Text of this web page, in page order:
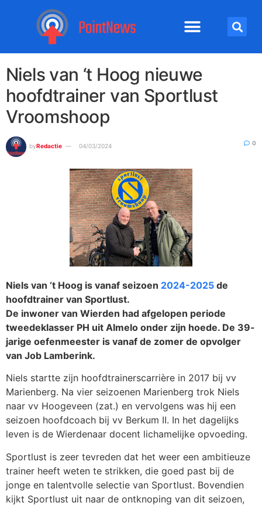
Niels van ‘t Hoog nieuwe
hoofdtrainer van Sportlust
Vroomshoop
byRedactie 04/03/2024 0
Niels van ‘t Hoog is vanaf seizoen 2024-2025 de
hoofdtrainer van Sportlust.
De inwoner van Wierden had afgelopen periode
tweedeklasser PH uit Almelo onder zijn hoede. De 39-
jarige oefenmeester is vanaf de zomer de opvolger
van Job Lamberink.
Niels startte zijn hoofdtrainerscarrière in 2017 bij vv
Marienberg. Na vier seizoenen Marienberg trok Niels
naar vv Hoogeveen (zat.) en vervolgens was hij een
seizoen hoofdcoach bij vv Berkum II. In het dagelijks
leven is de Wierdenaar docent lichamelijke opvoeding.
Sportlust is zeer tevreden dat het weer een ambitieuze
trainer heeft weten te strikken, die goed past bij de
jonge en talentvolle selectie van Sportlust. Bovendien
kijkt Sportlust uit naar de ontknoping van dit seizoen,